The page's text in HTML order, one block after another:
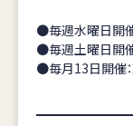
●毎週水曜日開催
●毎週土曜日開催
●毎月13日開催：